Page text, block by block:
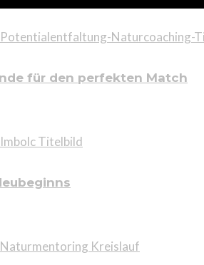
für den perfekten Match